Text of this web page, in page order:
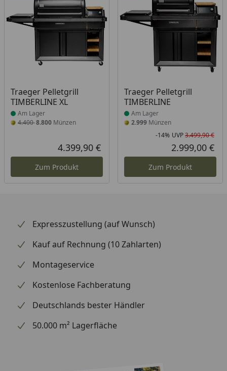
Traeger Pelletgrill
TIMBERLINE XL
Produkt am Lager
Am Lager
4.4008.800 Münzen
Aktueller Preis
4.399,90 €
Zum Produkt
Traeger Pelletgrill
TIMBERLINE
Produkt am Lager
Am Lager
2.999Münzen
-14% UVP3.499,90 €
2.999,00 €
Zum Produkt
Expresszustellung (auf Wunsch)
Kauf auf Rechnung (10 Zahlarten)
Montageservice
Kostenlose Fachberatung
Deutschlands bester Händler
50.000 m² Lagerfläche